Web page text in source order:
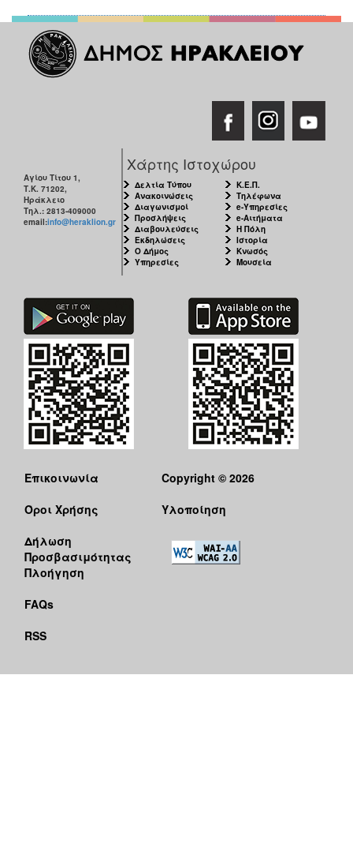
Αγίου Τίτου 1,
Τ.Κ. 71202,
Ηράκλειο
Τηλ.: 2813-409000
email:info@heraklion.gr
Χάρτης Ιστοχώρου
Δελτία Τύπου
Ανακοινώσεις
Διαγωνισμοί
Προσλήψεις
Διαβουλεύσεις
Εκδηλώσεις
Ο Δήμος
Υπηρεσίες
Κ.Ε.Π.
Τηλέφωνα
e-Υπηρεσίες
e-Αιτήματα
Η Πόλη
Ιστορία
Κνωσός
Μουσεία
Επικοινωνία
Όροι Χρήσης
Δήλωση
Προσβασιμότητας
Πλοήγηση
FAQs
RSS
Copyright © 2026
Υλοποίηση